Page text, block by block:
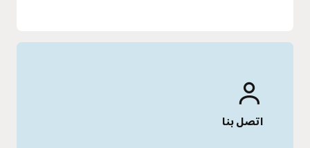
‏‎‎‏اتصل بنا‎‏